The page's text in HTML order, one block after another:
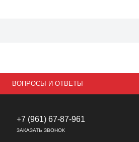
ВОПРОСЫ И ОТВЕТЫ
+7 (961) 67-87-961
ЗАКАЗАТЬ ЗВОНОК